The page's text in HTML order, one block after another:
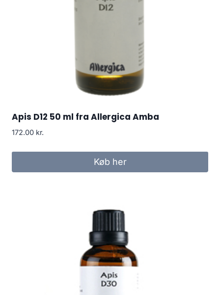
Apis D12 50 ml fra Allergica Amba
172.00 kr.
Køb her